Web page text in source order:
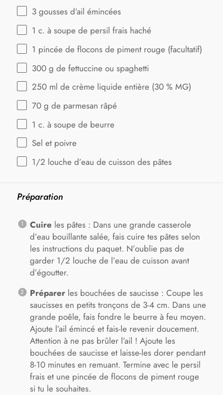
3 gousses d’ail émincées
1 c. à soupe de persil frais haché
1 pincée de flocons de piment rouge (facultatif)
300 g de fettuccine ou spaghetti
250 ml de crème liquide entière (30 % MG)
70 g de parmesan râpé
1 c. à soupe de beurre
Sel et poivre
1/2 louche d’eau de cuisson des pâtes
Préparation
Cuire les pâtes : Dans une grande casserole
d’eau bouillante salée, fais cuire tes pâtes selon
les instructions du paquet. N’oublie pas de
garder 1/2 louche de l’eau de cuisson avant
d’égoutter.
Préparerles bouchées de saucisse : Coupe les
saucisses en petits tronçons de 3-4 cm. Dans une
grande poêle, fais fondre le beurre à feu moyen.
Ajoute l’ail émincé et fais-le revenir doucement.
Attention à ne pas brûler l’ail ! Ajoute les
bouchées de saucisse et laisse-les dorer pendant
8-10 minutes en remuant. Termine avec le persil
frais et une pincée de flocons de piment rouge
si tu le souhaites.